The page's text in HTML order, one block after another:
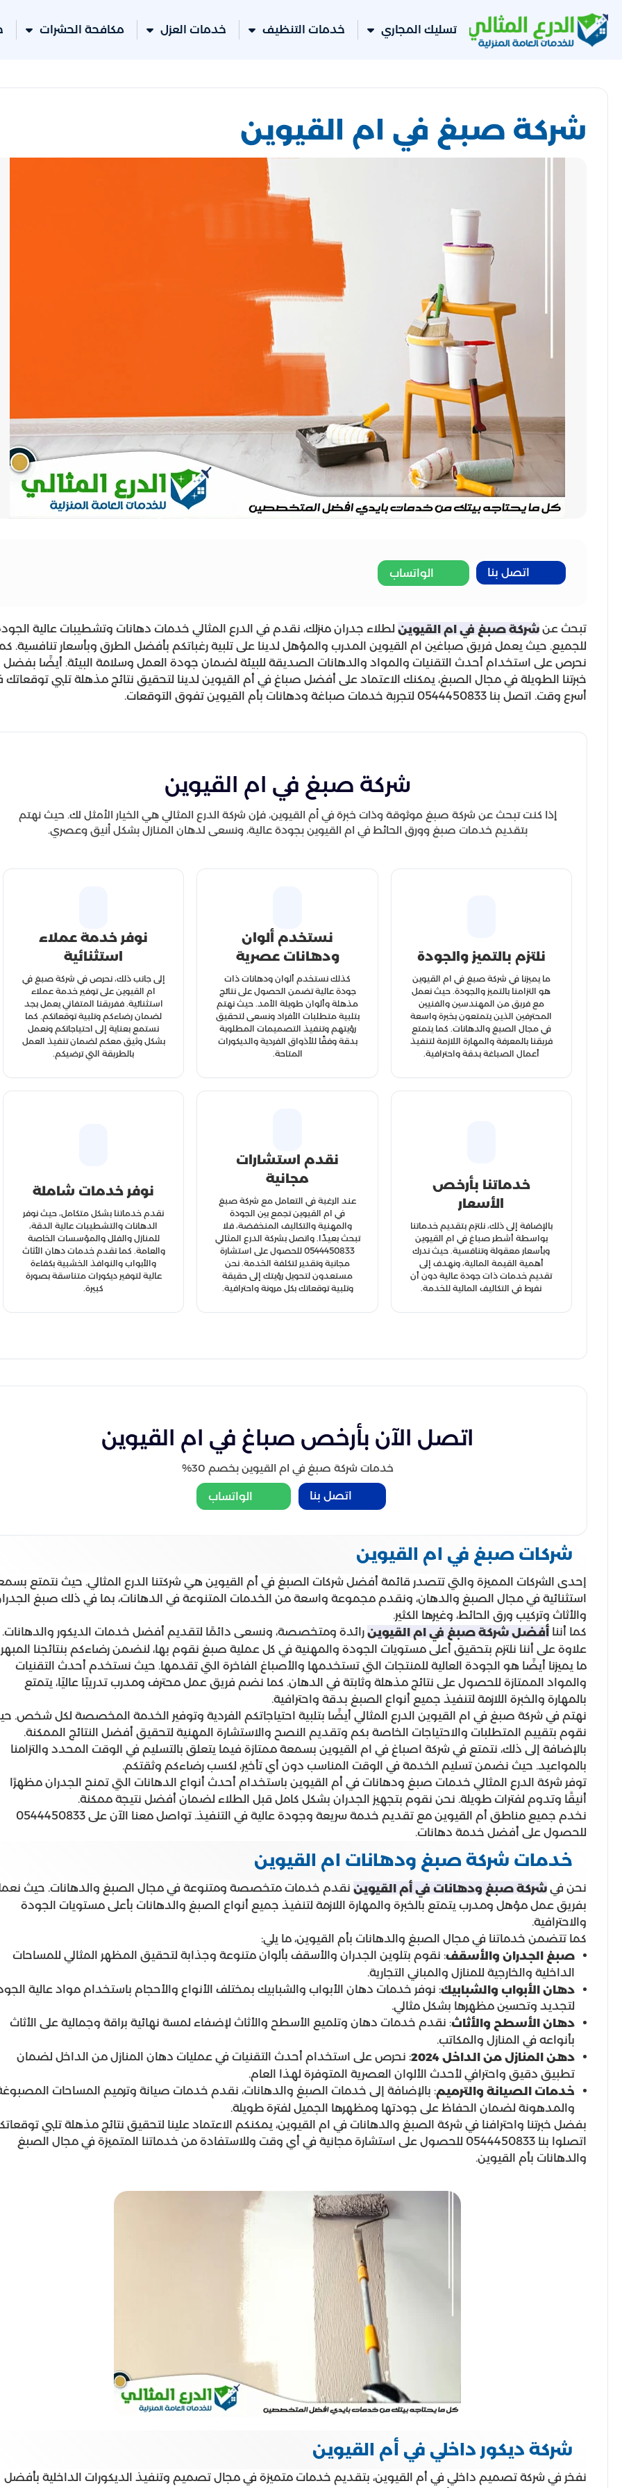
تسليك المجاري خدمات التنظيف خدمات العزل مكافحة الحشرات
شركة صبغ في ام القيوين
اتصل بنا الواتساب
تبحث عن شركة صبغ في ام القيوين لطلاء جدران منزلك، نقدم في الدرع المثالي خدمات دهانات وتشطيبات عالية
للجميع. حيث يعمل فريق صباغين ام القيوين المدرب والمؤهل لدينا على تلبية رغباتكم بأفضل الطرق وبأسعار تنافسية.
نحرص على استخدام أحدث التقنيات والمواد والدهانات الصديقة للبيئة لضمان جودة العمل وسلامة البيئة. أيضًا بفضل
خبرتنا الطويلة في مجال الصبغ، يمكنك الاعتماد على أفضل صباغ في أم القيوين لدينا لتحقيق نتائج مذهلة تلبي توقعاتك
أسرع وقت. اتصل بنا 0544450833 لتجربة خدمات صباغة ودهانات بأم القيوين تفوق التوقعات.
شركة صبغ في ام القيوين
إذا كنت تبحث عن شركة صبغ موثوقة وذات خبرة في أم القيوين، فإن شركة الدرع المثالي هي الخيار الأمثل لك. حيث نهتم
بتقديم خدمات صبغ وورق الحائط في ام القيوين بجودة عالية، ونسعى لدهان المنازل بشكل أنيق وعصري.
نلتزم بالتميز والجودة
ما يميزنا في شركة صبغ في ام القيوين
هو التزامنا بالتميز والجودة. حيث نعمل
مع فريق من المهندسين والفنيين
المحترفين الذين يتمتعون بخبرة واسعة
في مجال الصبغ والدهانات. كما يتمتع
فريقنا بالمعرفة والمهارة اللازمة لتنفيذ
أعمال الصباغة بدقة واحترافية.
نستخدم ألوان
ودهانات عصرية
كذلك نستخدم ألوان ودهانات ذات
جودة عالية تضمن الحصول على نتائج
مذهلة وألوان طويلة الأمد. حيث نهتم
بتلبية متطلبات الأفراد ونسعى لتحقيق
رؤيتهم وتنفيذ التصميمات المطلوبة
بدقة وفقًا للأذواق الفردية والديكورات
المتاحة.
نوفر خدمة عملاء
استثنائية
إلى جانب ذلك، نحرص في شركة صبغ في
ام القيوين على توفير خدمة عملاء
استثنائية. ففريقنا المتفاني يعمل بجد
لضمان رضاءكم وتلبية توقعاتكم. كما
نستمع بعناية إلى احتياجاتكم ونعمل
بشكل وثيق معكم لضمان تنفيذ العمل
بالطريقة التي ترضيكم.
خدماتنا بأرخص
الأسعار
بالإضافة إلى ذلك، نلتزم بتقديم خدماتنا
بواسطة أشطر صباغ في ام القيوين
وبأسعار معقولة وتنافسية. حيث ندرك
أهمية القيمة المالية، ونهدف إلى
تقديم خدمات ذات جودة عالية دون أن
نفرط في التكاليف المالية للخدمة.
نقدم استشارات
مجانية
عند الرغبة في التعامل مع شركة صبغ
في ام القيوين تجمع بين الجودة
والمهنية والتكاليف المنخفضة، فلا
تبحث بعيدًا. واتصل بشركة الدرع المثالي
0544450833 للحصول على استشارة
مجانية وتقدير لتكلفة الخدمة. نحن
مستعدون لتحويل رؤيتك إلى حقيقة
وتلبية توقعاتك بكل مرونة واحترافية.
نوفر خدمات شاملة
نقدم خدماتنا بشكل متكامل، حيث نوفر
الدهانات والتشطيبات عالية الدقة،
للمنازل والفلل والمؤسسات الخاصة
والعامة. كما نقدم خدمات دهان الأثاث
والأبواب والنوافذ الخشبية بكفاءة
عالية لتوفير ديكورات متناسقة بصورة
كبيرة.
اتصل الآن بأرخص صباغ في ام القيوين
خدمات شركة صبغ في ام القيوين بخصم 30%
اتصل بنا الواتساب
شركات صبغ في ام القيوين
إحدى الشركات المميزة والتي تتصدر قائمة أفضل شركات الصبغ في أم القيوين هي شركتنا الدرع المثالي. حيث نتمتع
استثنائية في مجال الصبغ والدهان، ونقدم مجموعة واسعة من الخدمات المتنوعة في الدهانات، بما في ذلك صبغ
والأثاث وتركيب ورق الحائط، وغيرها الكثير.
كما أننا أفضل شركة صبغ في ام القيوين رائدة ومتخصصة، ونسعى دائمًا لتقديم أفضل خدمات الديكور والدهانات.
علاوة على أننا نلتزم بتحقيق أعلى مستويات الجودة والمهنية في كل عملية صبغ نقوم بها، لنضمن رضاءكم بنتائجنا
ما يميزنا أيضًا هو الجودة العالية للمنتجات التي تستخدمها والأصباغ الفاخرة التي تقدمها. حيث نستخدم أحدث التقنيات
والمواد الممتازة للحصول على نتائج مذهلة وثابتة في الدهان. كما نضم فريق عمل محترف ومدرب تدريبًا عاليًا، يتمتع
بالمهارة والخبرة اللازمة لتنفيذ جميع أنواع الصبغ بدقة واحترافية.
نهتم في شركة صبغ في ام القيوين الدرع المثالي أيضًا بتلبية احتياجاتكم الفردية وتوفير الخدمة المخصصة لكل شخص.
نقوم بتقييم المتطلبات والاحتياجات الخاصة بكم وتقديم النصح والاستشارة المهنية لتحقيق أفضل النتائج الممكنة.
بالإضافة إلى ذلك، نتمتع في شركة اصباغ في ام القيوين بسمعة ممتازة فيما يتعلق بالتسليم في الوقت المحدد والتزامنا
بالمواعيد. حيث نضمن تسليم الخدمة في الوقت المناسب دون أي تأخير، لكسب رضاءكم وثقتكم.
توفر شركة الدرع المثالي خدمات صبغ ودهانات في أم القيوين باستخدام أحدث أنواع الدهانات التي تمنح الجدران مظهرًا
أنيقًا وتدوم لفترات طويلة. نحن نقوم بتجهيز الجدران بشكل كامل قبل الطلاء لضمان أفضل نتيجة ممكنة.
نخدم جميع مناطق أم القيوين مع تقديم خدمة سريعة وجودة عالية في التنفيذ. تواصل معنا الآن على 0544450833
للحصول على أفضل خدمة دهانات.
خدمات شركة صبغ ودهانات ام القيوين
نحن في شركة صبغ ودهانات في أم القيوين نقدم خدمات متخصصة ومتنوعة في مجال الصبغ والدهانات. حيث
بفريق عمل مؤهل ومدرب يتمتع بالخبرة والمهارة اللازمة لتنفيذ جميع أنواع الصبغ والدهانات بأعلى مستويات الجودة
والاحترافية.
كما تتضمن خدماتنا في مجال الصبغ والدهانات بأم القيوين، ما يلي:
صبغ الجدران والأسقف: نقوم بتلوين الجدران والأسقف بألوان متنوعة وجذابة لتحقيق المظهر المثالي للمساحات
الداخلية والخارجية للمنازل والمباني التجارية.
دهان الأبواب والشبابيك: نوفر خدمات دهان الأبواب والشبابيك بمختلف الأنواع والأحجام باستخدام مواد عالية
لتجديد وتحسين مظهرها بشكل مثالي.
دهان الأسطح والأثاث: نقدم خدمات دهان وتلميع الأسطح والأثاث لإضفاء لمسة نهائية براقة وجمالية على الأثاث
بأنواعه في المنازل والمكاتب.
دهن المنازل من الداخل 2024
: نحرص على استخدام أحدث التقنيات في عمليات دهان المنازل من الداخل لضمان
تطبيق دقيق واحترافي لأحدث الألوان العصرية المتوفرة لهذا العام.
خدمات الصيانة والترميم: بالإضافة إلى خدمات الصبغ والدهانات، نقدم خدمات صيانة وترميم المساحات
والمدهونة لضمان الحفاظ على جودتها ومظهرها الجميل لفترة طويلة.
بفضل خبرتنا واحترافنا في شركة الصبغ والدهانات في ام القيوين، يمكنكم الاعتماد علينا لتحقيق نتائج مذهلة تلبي
اتصلوا بنا 0544450833 للحصول على استشارة مجانية في أي وقت وللاستفادة من خدماتنا المتميزة في مجال الصبغ
والدهانات بأم القيوين.
شركة ديكور داخلي في أم القيوين
نفخر في شركة تصميم داخلي في أم القيوين، بتقديم خدمات متميزة في مجال تصميم وتنفيذ الديكورات الداخلية بأفضل